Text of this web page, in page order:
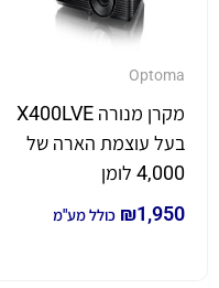
Optoma
מקרן מנורה X400LVE
בעל עוצמת הארה של
4,000 לומן
₪1,950 כולל מע"מ